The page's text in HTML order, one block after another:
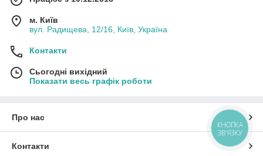
м. Київ
вул. Радищева, 12/16, Київ, Україна
Контакти
Сьогодні вихідний
Показати весь графік роботи
Про нас
Контакти
КНОПКА
ЗВ'ЯЗКУ